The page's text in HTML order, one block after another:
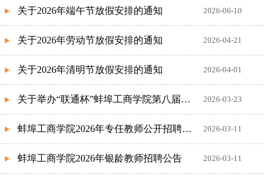
关于2026年端午节放假安排的通知 2026-06-10
关于2026年劳动节放假安排的通知 2026-04-21
关于2026年清明节放假安排的通知 2026-04-01
关于举办“联通杯”蚌埠工商学院第八届直播电商创业大赛的通知 2026-03-23
蚌埠工商学院2026年专任教师公开招聘公告 2026-03-11
蚌埠工商学院2026年银龄教师招聘公告 2026-03-11